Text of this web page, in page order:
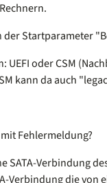
Startparameter
UEFI oder CSM
kann da auch
Fehlermeldung?
SATA-Verbindung
Verbindung die